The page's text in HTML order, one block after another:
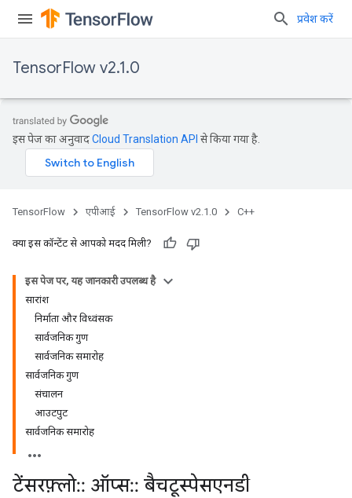
प्रवेश करें
TensorFlow v2.1.0
इस पेज का अनुवादCloud Translation API से किया गया है.
TensorFlow एपीआई TensorFlow v2.1.0 C++
क्या इस कॉन्टेंट से आपको मदद मिली?
इस पेज पर, यह जानकारी उपलब्ध है
सारांश
निर्माता और विध्वंसक
सार्वजनिक गुण
सार्वजनिक समारोह
सार्वजनिक गुण
संचालन
आउटपुट
सार्वजनिक समारोह
टेंसरफ़्लो:: ऑप्स:: बैचटूस्पेसएनडी